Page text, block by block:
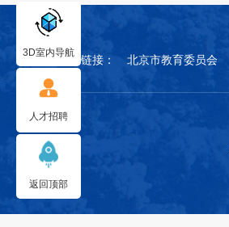
友情链接：
北京市教育委员会
3D室内导航
人才招聘
返回顶部